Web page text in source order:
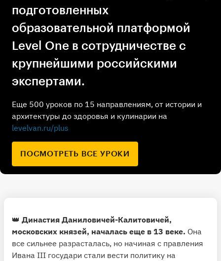
подготовленных
образовательной платформой
Level One в сотрудничестве с
крупнейшими российскими
экспертами.
Еще 500 уроков по 15 направлениям, от истории и
архитектуры до здоровья и кулинарии на
levelvan.ru/plus
ПОСМОТРЕТЬ ВСЕ УРОКИ
👑 Династия Даниловичей-Калитовичей,
московских князей, началась еще в 13 веке. Она
все сильнее разрасталась, но начиная с правления
Ивана III государи стали вести политику на